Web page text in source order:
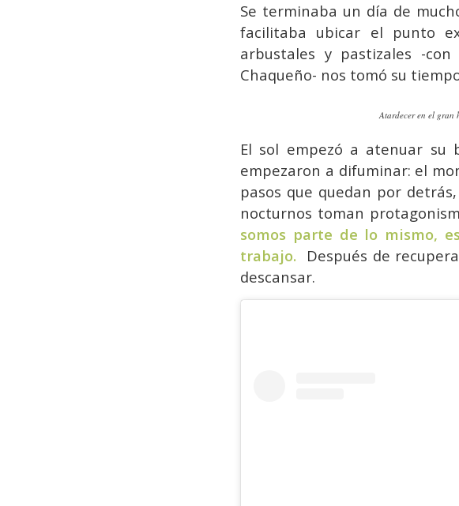
Se terminaba un día de
facilitaba ubicar el punto
arbustales y pastizales -
Chaqueño- nos tomó su
Atardecer en el gran
El sol empezó a atenuar su
empezaron a difuminar: el
pasos que quedan por
nocturnos toman
somos parte de lo mismo,
trabajo. Después de
descansar.